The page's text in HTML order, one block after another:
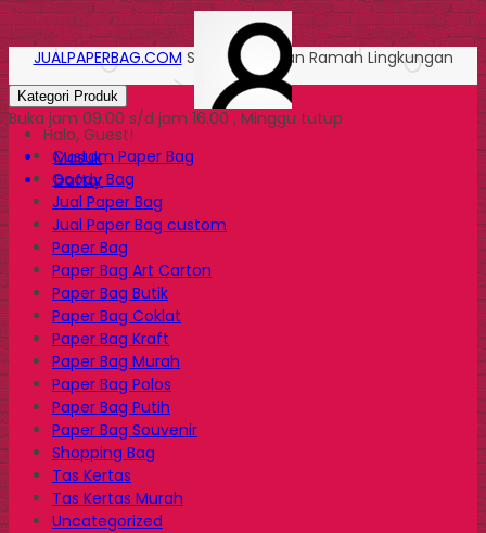
Halo, Guest!
Masuk
Daftar
JUALPAPERBAG.COM Solusi Kemasan Ramah Lingkungan
Kategori Produk
Buka jam 09.00 s/d jam 16.00 , Minggu tutup
Custom Paper Bag
Goody Bag
Jual Paper Bag
Jual Paper Bag custom
Paper Bag
Paper Bag Art Carton
Paper Bag Butik
Paper Bag Coklat
Paper Bag Kraft
Paper Bag Murah
Paper Bag Polos
Paper Bag Putih
Paper Bag Souvenir
Shopping Bag
Tas Kertas
Tas Kertas Murah
Uncategorized